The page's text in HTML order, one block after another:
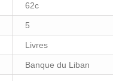
62c
5
Livres
Banque du Liban